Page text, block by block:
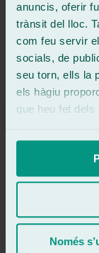
anuncis, oferir
trànsit del lloc.
com feu servir
socials, de
seu torn, ells la
els hàgiu
que heu fet
Només
Olvida el papeleo
Reparamos tu luna
con el seguro.
Pide cita ahora
Demanar cita
Franquícies
Treballar amb